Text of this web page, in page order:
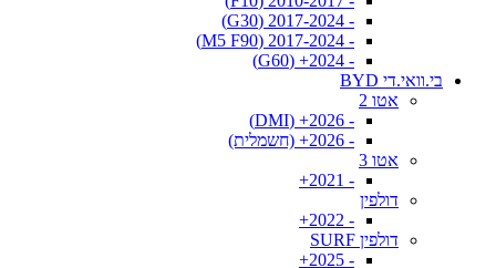
- 2017-2024 (G30)
- 2017-2024 (M5 F90)
- 2024+ (G60)
בי.וואי.די BYD
אטו 2
- 2026+ (DMI)
- 2026+ (חשמלית)
אטו 3
- 2021+
דולפין
- 2022+
דולפין SURF
- 2025+